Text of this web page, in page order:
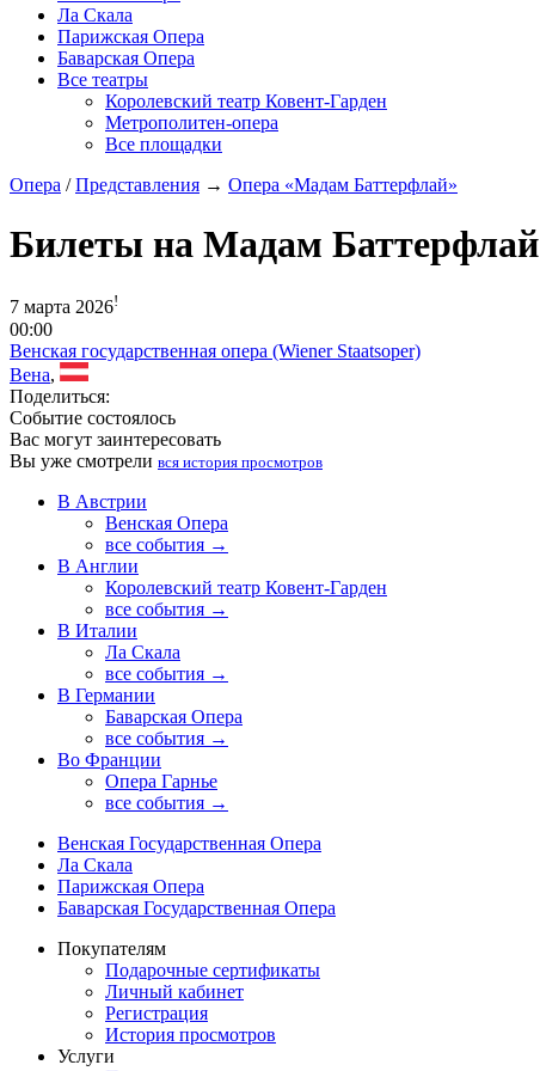
Ла Скала
Парижская Опера
Баварская Опера
Все театры
Королевский театр Ковент-Гарден
Метрополитен-опера
Все площадки
Опера /Представления → Опера «Мадам Баттерфлай»
Билеты на Мадам Баттерфлай
7 марта 2026!
00:00
Венская государственная опера (Wiener Staatsoper)
Вена,
Поделиться:
Событие состоялось
Вас могут заинтересовать
Вы уже смотрели вся история просмотров
В Австрии
Венская Опера
все события →
В Англии
Королевский театр Ковент-Гарден
все события →
В Италии
Ла Скала
все события →
В Германии
Баварская Опера
все события →
Во Франции
Опера Гарнье
все события →
Венская Государственная Опера
Ла Скала
Парижская Опера
Баварская Государственная Опера
Покупателям
Подарочные сертификаты
Личный кабинет
Регистрация
История просмотров
Услуги